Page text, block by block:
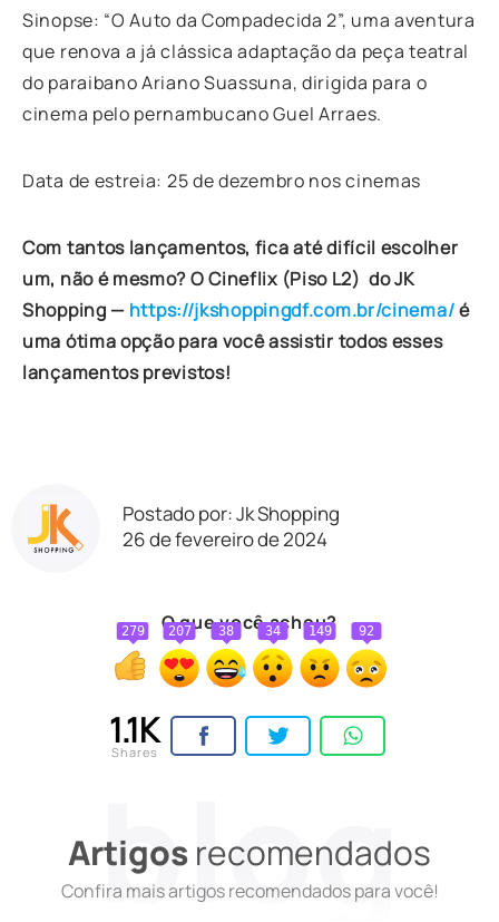
Sinopse: “O Auto da Compadecida 2”, uma aventura
que renova a já clássica adaptação da peça teatral
do paraibano Ariano Suassuna, dirigida para o
cinema pelo pernambucano Guel Arraes.
Data de estreia: 25 de dezembro nos cinemas
Com tantos lançamentos, fica até difícil escolher
um, não é mesmo? O Cineflix (Piso L2) do JK
Shopping — https://jkshoppingdf.com.br/cinema/é
uma ótima opção para você assistir todos esses
lançamentos previstos!
Postado por: Jk Shopping
26 de fevereiro de 2024
O que você achou?
279 207 38 34 149 92
1.1K
Shares
Artigosrecomendados
Confira mais artigos recomendados para você!